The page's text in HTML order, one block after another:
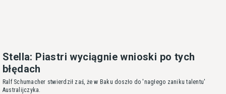
Stella: Piastri wyciągnie wnioski po tych
błędach
Ralf Schumacher stwierdził zaś, że w Baku doszło do 'nagłego zaniku talentu'
Australijczyka.